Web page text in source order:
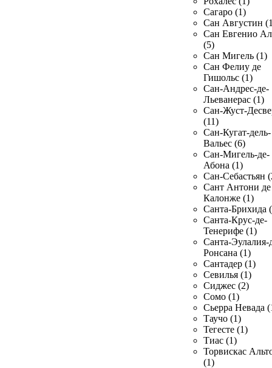
Сагаро (1)
Сан Августин
Сан Евгенио
(5)
Сан Мигель (1)
Сан Фелиу де
Гишольс (1)
Сан-Андрес-де-
Льеванерас (1)
Сан-Жуст-
(11)
Сан-Кугат-дель-
Вальес (6)
Сан-Мигель-де-
Абона (1)
Сан-Себастьян
Сант Антони де
Калонже (1)
Санта-Брихида
Санта-Крус-де-
Тенерифе (1)
Санта-Эулалия-
Ронсана (1)
Сантадер (1)
Севилья (1)
Сиджес (2)
Сомо (1)
Сьерра Невада
Таучо (1)
Тегесте (1)
Тиас (1)
Торвискас
(1)